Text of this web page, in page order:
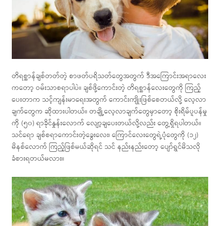
တိရစ္ဆာန်ချစ်တတ်တဲ့ စာဖတ်ပရိသတ်တွေအတွက် ဒီအကြောင်းအရာလေး
ကတော့ ဝမ်းသာစရာပါပဲ။ ချစ်ဖို့ကောင်းတဲ့ တိရစ္ဆာန်လေးတွေကို ကြည့်
ပေးတာက သင့်ကျန်းမာရေးအတွက် ကောင်းကျိုးဖြစ်စေတယ်လို့ လေ့လာ
ချက်တွေက ဆိုထားပါတယ်။ တချို့လေ့လာချက်တွေမှာတော့ စိုးရိမ်ပူပန်မှု
ကို (၅၀) ရာခိုင်နှုန်းလောက် လျော့ချပေးတယ်လို့လည်း တွေ့ရှိရပါတယ်။
သင်ရော ချစ်စရာကောင်းတဲ့ခွေးလေး၊ ကြောင်လေးတွေရဲ့ပုံတွေကို (၁၂)
မိနစ်လောက် ကြည့်ဖြစ်မယ်ဆိုရင် သင် နည်းနည်းတော့ ပျော်ရွှင်မိသလို
ခံစားရတယ်မလား။